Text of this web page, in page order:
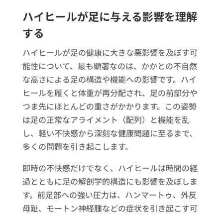
ハイヒールが足に与える影響を理解
する
ハイヒールが足の健康に大きな悪影響を及ぼす可
能性について、最も顕著なのは、かかとの不自然
な高さによる足の構造や機能への影響です。ハイ
ヒールを履くと体重が再分配され、足の前部分や
つま先にほとんどの重さがかかります。この姿勢
は足の正常なアライメント（配列）と機能を乱
し、軽い不快感から深刻な健康問題に至るまで、
多くの問題を引き起こします。
即時の不快感だけでなく、ハイヒールは時間の経
過とともに足の解剖学的構造にも影響を及ぼしま
す。前足部への強い圧力は、ハンマートゥ、外反
母趾、モートン神経腫などの症状を引き起こす可